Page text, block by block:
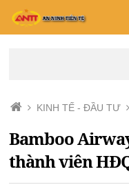
KINH TẾ - ĐẦU TƯ
Bamboo
thành viên